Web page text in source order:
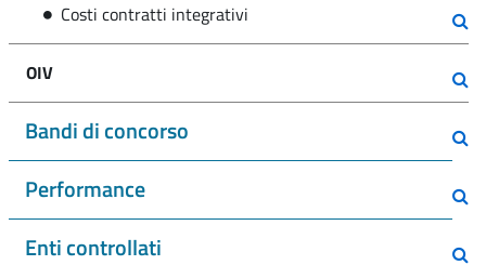
Costi contratti integrativi
OIV
Bandi di concorso
Performance
Enti controllati